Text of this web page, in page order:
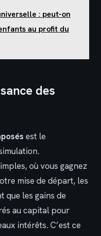
: peut-on
au profit du
des
est le
où vous gagnez
mise de départ, les
que les gains de
au capital pour
intérêts. C’est ce